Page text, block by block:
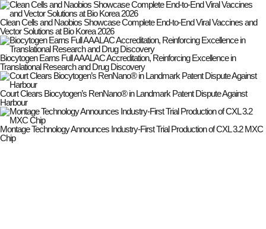
Clean Cells and Naobios Showcase Complete End-to-End Viral Vaccines and
Vector Solutions at Bio Korea 2026
Biocytogen Earns Full AAALAC Accreditation, Reinforcing Excellence in
Translational Research and Drug Discovery
Court Clears Biocytogen’s RenNano® in Landmark Patent Dispute Against
Harbour
Montage Technology Announces Industry-First Trial Production of CXL 3.2 MXC
Chip